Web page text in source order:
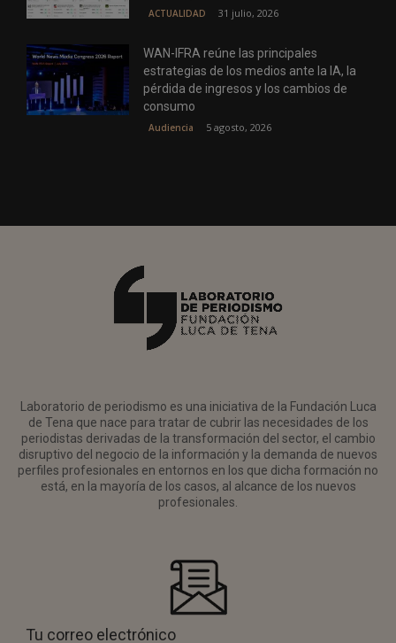
ACTUALIDAD 31 julio, 2026
WAN-IFRA reúne las principales
estrategias de los medios ante la IA, la
pérdida de ingresos y los cambios de
consumo
Audiencia 5 agosto, 2026
Laboratorio de periodismo es una iniciativa de la Fundación Luca
de Tena que nace para tratar de cubrir las necesidades de los
periodistas derivadas de la transformación del sector, el cambio
disruptivo del negocio de la información y la demanda de nuevos
perfiles profesionales en entornos en los que dicha formación no
está, en la mayoría de los casos, al alcance de los nuevos
profesionales.